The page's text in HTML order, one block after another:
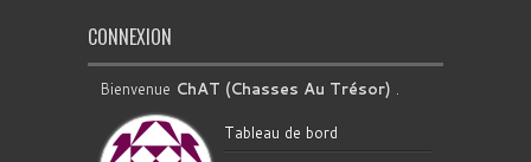
CONNEXION
Bienvenue ChAT (Chasses Au Trésor) .
Tableau de bord